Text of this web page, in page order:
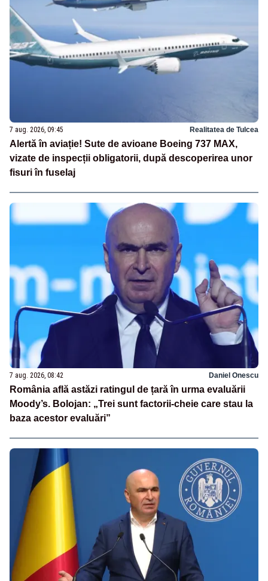
7 aug. 2026, 09:45 Realitatea de Tulcea
Alertă în aviație! Sute de avioane Boeing 737 MAX,
vizate de inspecții obligatorii, după descoperirea unor
fisuri în fuselaj
7 aug. 2026, 08:42 Daniel Onescu
România află astăzi ratingul de țară în urma evaluării
Moody’s. Bolojan: „Trei sunt factorii-cheie care stau la
baza acestor evaluări”